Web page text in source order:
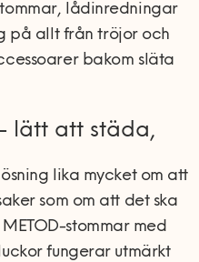
lådinredningar
på allt från tröjor och
bakom släta
lätt att städa,
lika mycket om att
som om att det ska
stommar med
fungerar utmärkt